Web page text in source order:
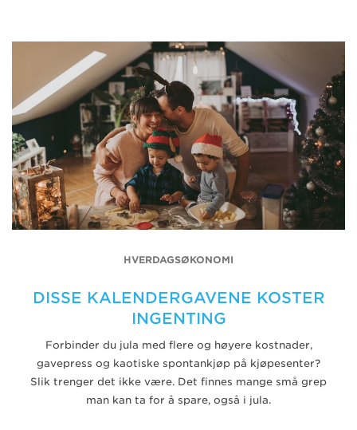
HVERDAGSØKONOMI
DISSE KALENDERGAVENE KOSTER
INGENTING
Forbinder du jula med flere og høyere kostnader,
gavepress og kaotiske spontankjøp på kjøpesenter?
Slik trenger det ikke være. Det finnes mange små grep
man kan ta for å spare, også i jula.